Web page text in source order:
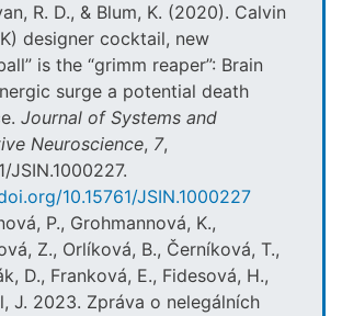
R. D., & Blum, K. (2020). Calvin
designer cocktail, new
is the “grimm reaper”: Brain
surge a potential death
Journal of Systems and
Neuroscience, 7,
JSIN.1000227.
10.15761/JSIN.1000227
P., Grohmannová, K.,
Z., Orlíková, B., Černíková, T.,
D., Franková, E., Fidesová, H.,
J. 2023. Zpráva o nelegálních